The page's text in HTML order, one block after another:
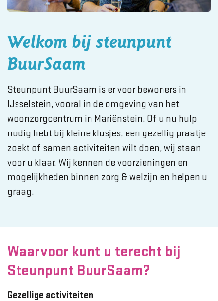
Welkom bij steunpunt
BuurSaam
Steunpunt BuurSaam is er voor bewoners in
IJsselstein, vooral in de omgeving van het
woonzorgcentrum in Mariënstein. Of u nu hulp
nodig hebt bij kleine klusjes, een gezellig praatje
zoekt of samen activiteiten wilt doen, wij staan
voor u klaar. Wij kennen de voorzieningen en
mogelijkheden binnen zorg & welzijn en helpen u
graag.
Waarvoor kunt u terecht bij
Steunpunt BuurSaam?
Gezellige activiteiten